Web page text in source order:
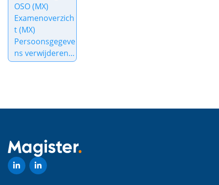
OSO (MX)
Examenoverzich
t (MX)
Persoonsgegeve
ns verwijderen
MX